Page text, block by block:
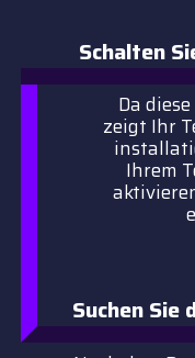
Schalten
Da
zeigt Ihr
Ihrem
Suchen Sie